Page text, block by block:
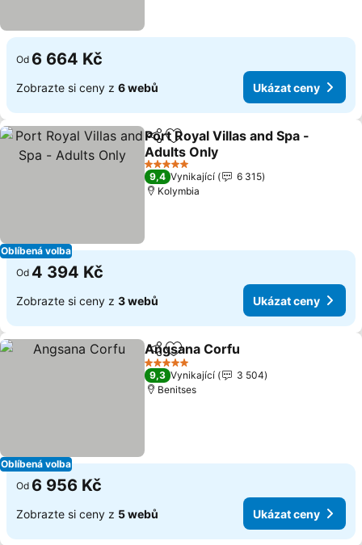
Od 6 664 Kč
Zobrazte si ceny z 6 webů Ukázat ceny
Oblíbená volba
SdíletPřidat na seznam oblíbených
Port Royal Villas and Spa -
Adults Only
5 Počet hvězdiček
9,4 Vynikající
6 315
Kolymbia
Od 4 394 Kč
Zobrazte si ceny z 3 webů Ukázat ceny
Oblíbená volba
SdíletPřidat na seznam oblíbených
Angsana Corfu
5 Počet hvězdiček
9,3 Vynikající
3 504
Benitses
Od 6 956 Kč
Zobrazte si ceny z 5 webů Ukázat ceny